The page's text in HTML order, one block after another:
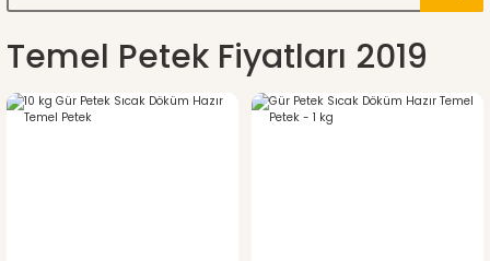
Temel Petek Fiyatları 2019